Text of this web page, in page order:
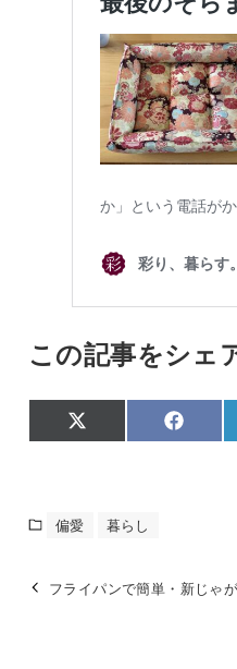
この記事をシェ
Share
on
X
(
)
Share
on
F
a
偏愛 暮らし
フライパンで簡単・新じゃ